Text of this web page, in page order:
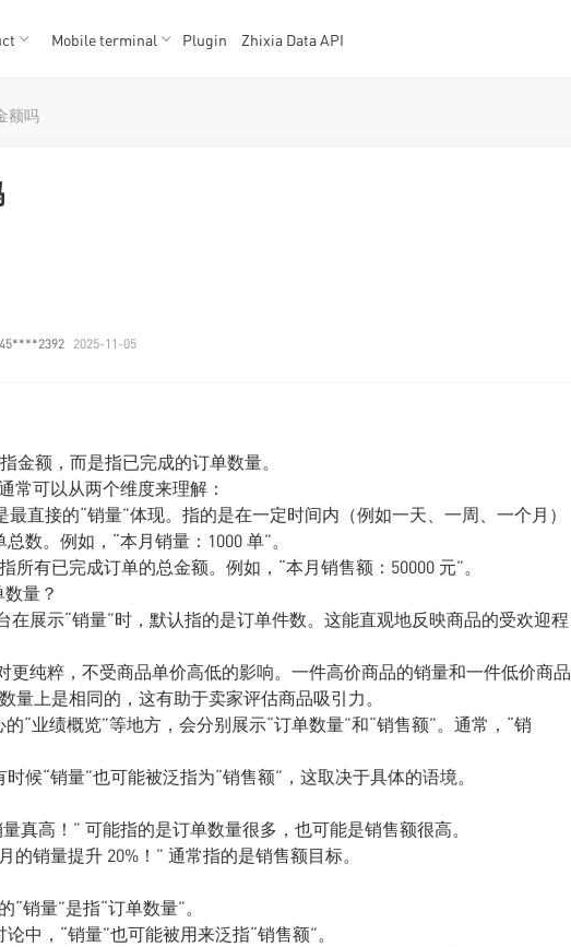
数据
数据
Mobile terminal Plugin Zhixia Data API
额吗
2025-11-05
金额，而是指已完成的订单数量。
常可以从两个维度来理解：
直接的“销量”体现。指的是在一定时间内（例如一天、一周、一个月）
数。例如，“本月销量：1000 单”。
所有已完成订单的总金额。例如，“本月销售额：50000 元”。
量？
在展示“销量”时，默认指的是订单件数。这能直观地反映商品的受欢迎程
更纯粹，不受商品单价高低的影响。一件高价商品的销量和一件低价商品
量上是相同的，这有助于卖家评估商品吸引力。
“业绩概览”等地方，会分别展示“订单数量”和“销售额”。通常，“销
候“销量”也可能被泛指为“销售额”，这取决于具体的语境。
真高！” 可能指的是订单数量很多，也可能是销售额很高。
的销量提升 20%！” 通常指的是销售额目标。
销量”是指“订单数量”。
中，“销量”也可能被用来泛指“销售额”。